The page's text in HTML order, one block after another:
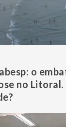
o
no Litoral.